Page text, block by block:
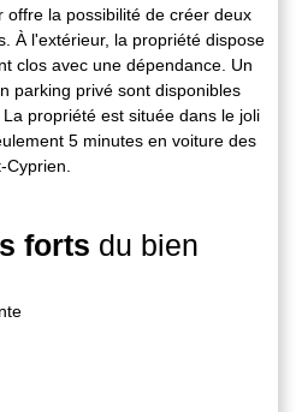
la possibilité de créer deux
À l'extérieur, la propriété dispose
clos avec une dépendance. Un
parking privé sont disponibles
propriété est située dans le joli
5 minutes en voiture des
forts du bien